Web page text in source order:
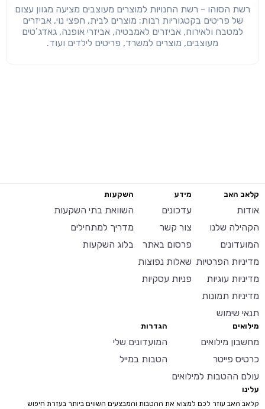
רשת הסוהו - רשת החנויות למוצרים מעוצבים מציעה מגוון עצום
של פריטים בקטגוריות רבות: מוצרים לבית, חפצי נוי, אביזרים
למטבח ולאירוח, אביזרים לאמבטיה, אביזרי אופנה, גאדג’טים
מעוצבים, מוצרים למשרד, פריטים לילדים ועוד.
קלאב האב
אודות
הקהילה שלנו
המועדונים
מדיניות הפרטיות
מדיניות עוגיות
מדיניות תמונות
תנאי שימוש
מידע
עדכונים
צור קשר
פרסום באתר
שאלות נפוצות
פניות עסקיות
השקעות
השוואת בתי השקעות
מדריך למתחילים
בלוג השקעות
מילואים
מחשבון מילואים
כרטיס פייטר
עולם ההטבות למילואים
הגדרות
המועדונים שלי
הטבות במייל
עלינו
קלאב האב עוזר לכם למצוא את ההטבות והמבצעים השווים ביותר בעזרת חיפוש